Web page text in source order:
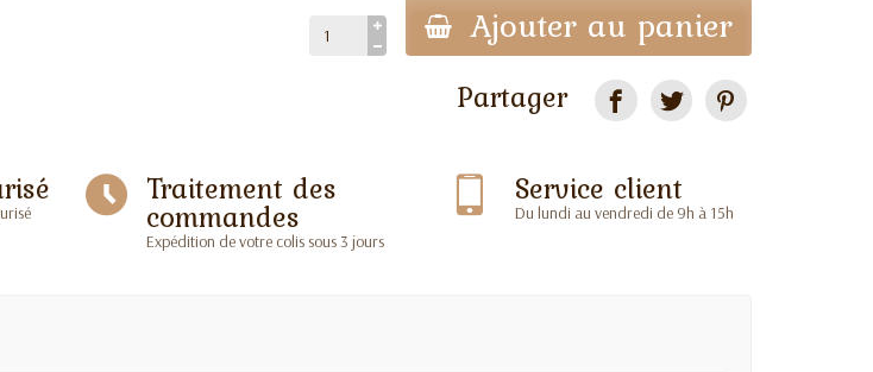
Ajouter au panier
Partager
Traitement des
commandes
Expédition de votre colis sous 3 jours
Service client
Du lundi au vendredi de 9h à 15h